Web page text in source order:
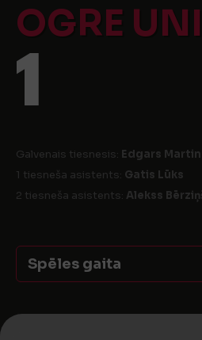
OGRE
1
Galvenais tiesnesis: Edgars
1 tiesneša asistents: Gatis Lūks
2 tiesneša asistents: Alekss
Spēles gaita